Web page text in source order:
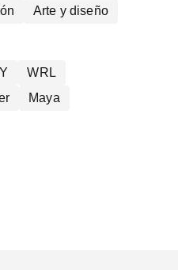
Arte y diseño
WRL
Maya